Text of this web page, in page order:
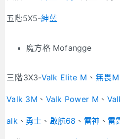
五階5X5-紳藍
魔方格 Mofangge
三階3X3-Valk Elite M 、 無畏M
Valk 3M 、 Valk Power M 、
alk、 勇士 、 啟航68 、 雷神 、 雷